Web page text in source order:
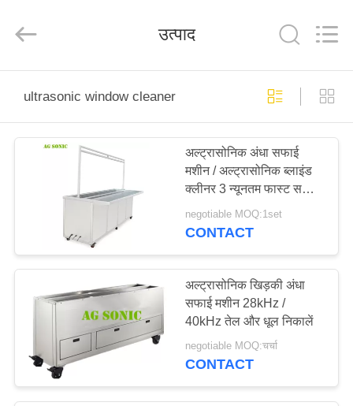
उत्पादों
हमारे
कारखाना
भ्रमण
Technology
limited.
उत्पाद
ultrasonic window cleaner
अल्ट्रासोनिक अंधा सफाई
मशीन / अल्ट्रासोनिक ब्लाइंड
क्लीनर 3 न्यूनतम फास्ट सफाई
अनुकूलित
negotiable MOQ:1set
CONTACT
अल्ट्रासोनिक खिड़की अंधा
सफाई मशीन 28kHz /
40kHz तेल और धूल निकालें
negotiable MOQ:चर्चा
CONTACT